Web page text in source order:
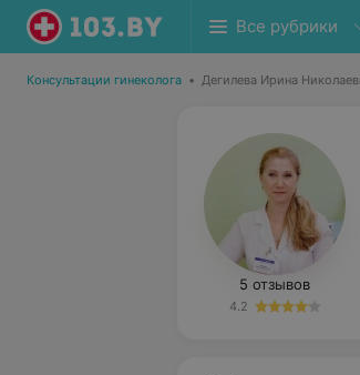
Все рубрики
Консультации гинеколога • Дегилева Ирина
5 отзывов
4.2